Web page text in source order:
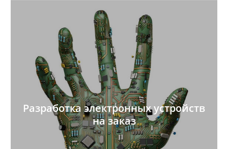
Разработка электронных устройств
на заказ